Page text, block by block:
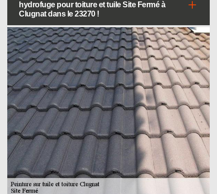
hydrofuge pour toiture et tuile Site Fermé à
Clugnat dans le 23270 !